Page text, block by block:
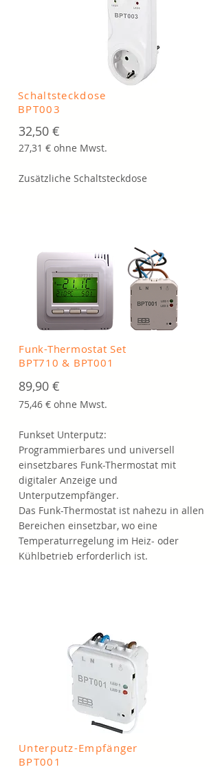
Schaltsteckdose
BPT003
32,50 €
27,31 € ohne Mwst.
Zusätzliche Schaltsteckdose
Funk-Thermostat Set
BPT710 & BPT001
89,90 €
75,46 € ohne Mwst.
Funkset Unterputz:
Programmierbares und universell
einsetzbares Funk-Thermostat mit
digitaler Anzeige und
Unterputzempfänger.
Das Funk-Thermostat ist nahezu in allen
Bereichen einsetzbar, wo eine
Temperaturregelung im Heiz- oder
Kühlbetrieb erforderlich ist.
Unterputz-Empfänger
BPT001